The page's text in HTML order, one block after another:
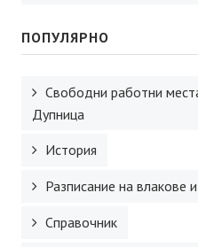
ПОПУЛЯРНО
Свободни работни
Дупница
История
Разписание на влакове
Справочник